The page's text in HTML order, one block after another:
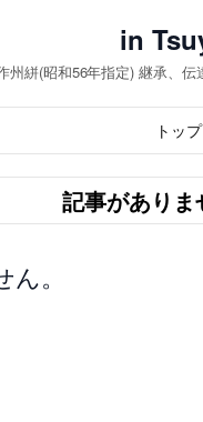
in
絣(昭和56年指定) 継承、伝
トップ
記事がありま
。